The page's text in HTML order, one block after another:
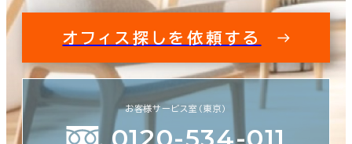
オフィス探しを依頼する
お客様サービス室（東京）